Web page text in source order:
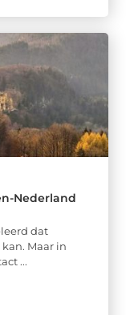
Nederland
dat
Maar in
...